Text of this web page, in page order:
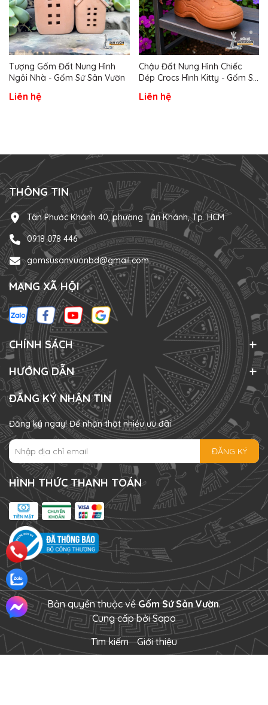
Tượng Gốm Đất Nung Hình
Ngôi Nhà - Gốm Sứ Sân Vườn
Liên hệ
Chậu Đất Nung Hình Chiếc
Dép Crocs Hình Kitty - Gốm Sứ
Liên hệ
THÔNG TIN
Tân Phước Khánh 40, phường Tân Khánh, Tp. HCM
0918 078 446
gomsusanvuonbd@gmail.com
MẠNG XÃ HỘI
CHÍNH SÁCH
HƯỚNG DẪN
ĐĂNG KÝ NHẬN TIN
Đăng ký ngay! Để nhận thật nhiều ưu đãi
ĐĂNG KÝ
HÌNH THỨC THANH TOÁN
Bản quyền thuộc vềGốm Sứ Sân Vườn.
Cung cấp bởiSapo
Tìm kiếm
Giới thiệu